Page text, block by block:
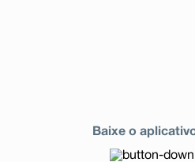
Baixe o